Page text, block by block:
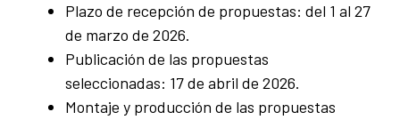
Plazo de recepción de propuestas: del 1 al 27
de marzo de 2026.
Publicación de las propuestas
seleccionadas: 17 de abril de 2026.
Montaje y producción de las propuestas